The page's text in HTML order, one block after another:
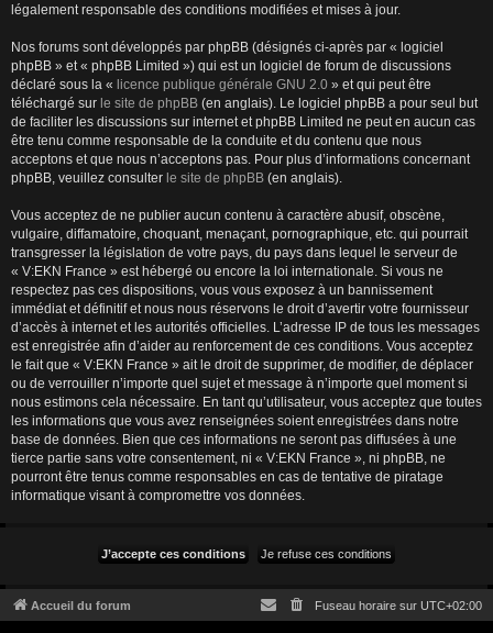
légalement responsable des conditions modifiées et mises à jour.
Nos forums sont développés par phpBB (désignés ci-après par « logiciel
phpBB » et « phpBB Limited ») qui est un logiciel de forum de discussions
déclaré sous la « licence publique générale GNU 2.0 » et qui peut être
téléchargé sur le site de phpBB (en anglais). Le logiciel phpBB a pour seul but
de faciliter les discussions sur internet et phpBB Limited ne peut en aucun cas
être tenu comme responsable de la conduite et du contenu que nous
acceptons et que nous n’acceptons pas. Pour plus d’informations concernant
phpBB, veuillez consulter le site de phpBB (en anglais).
Vous acceptez de ne publier aucun contenu à caractère abusif, obscène,
vulgaire, diffamatoire, choquant, menaçant, pornographique, etc. qui pourrait
transgresser la législation de votre pays, du pays dans lequel le serveur de
« V:EKN France » est hébergé ou encore la loi internationale. Si vous ne
respectez pas ces dispositions, vous vous exposez à un bannissement
immédiat et définitif et nous nous réservons le droit d’avertir votre fournisseur
d’accès à internet et les autorités officielles. L’adresse IP de tous les messages
est enregistrée afin d’aider au renforcement de ces conditions. Vous acceptez
le fait que « V:EKN France » ait le droit de supprimer, de modifier, de déplacer
ou de verrouiller n’importe quel sujet et message à n’importe quel moment si
nous estimons cela nécessaire. En tant qu’utilisateur, vous acceptez que toutes
les informations que vous avez renseignées soient enregistrées dans notre
base de données. Bien que ces informations ne seront pas diffusées à une
tierce partie sans votre consentement, ni « V:EKN France », ni phpBB, ne
pourront être tenus comme responsables en cas de tentative de piratage
informatique visant à compromettre vos données.
Accueil du forum Fuseau horaire sur UTC+02:00